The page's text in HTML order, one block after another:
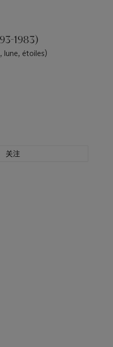
1983)
lune, étoiles)
关注